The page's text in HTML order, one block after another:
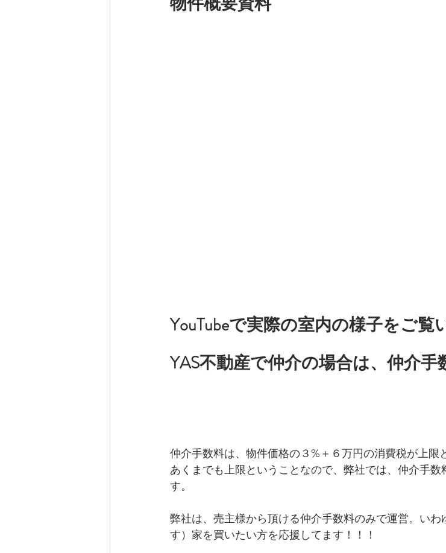
YouTubeで実際の室内の様子をご覧
YAS不動産で仲介の場合は、仲介手
仲介手数料は、物件価格の３%＋６万円の消費税が上限
あくまでも上限ということなので、弊社では、仲介手数
す。
弊社は、売主様から頂ける仲介手数料のみで運営。い
す）家を買いたい方を応援してます！！！